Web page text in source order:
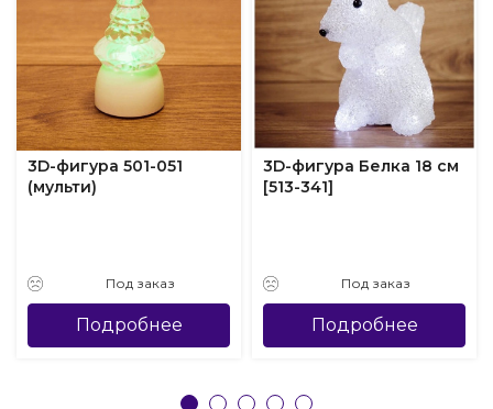
3D-фигура 501-051
(мульти)
Под заказ
Подробнее
3D-фигура Белка 18 см
[513-341]
Под заказ
Подробнее